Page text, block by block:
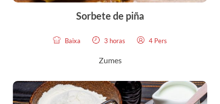
Sorbete de piña
Baixa 3 horas 4 Pers
Zumes